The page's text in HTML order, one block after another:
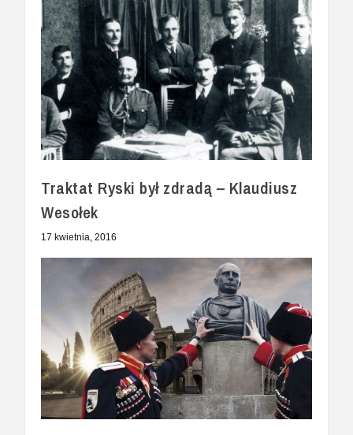
Traktat Ryski był zdradą – Klaudiusz
Wesołek
17 kwietnia, 2016